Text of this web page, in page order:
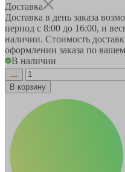
Доставка
Доставка в день заказа
период с 8:00 до 16:00, и
наличии. Стоимость
оформлении заказа по
В наличии
В корзину